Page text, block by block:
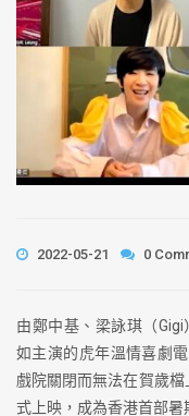
2022-05-21 0
由鄭中基、梁詠琪（
如主演的虎年溫情喜劇
戲院關閉而無法在賀歲
式上映，成為香港首部暑